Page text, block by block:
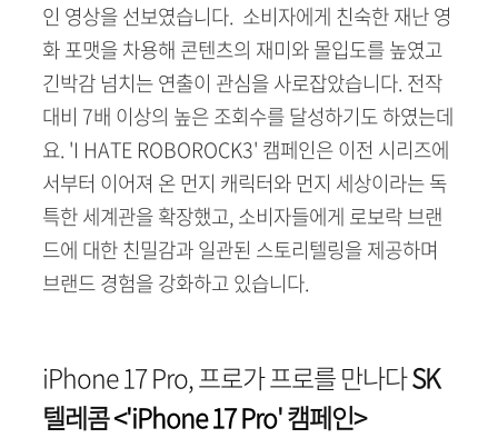
인 영상을 선보였습니다. 소비자에게 친숙한 재난 영
화 포맷을 차용해 콘텐츠의 재미와 몰입도를 높였고
긴박감 넘치는 연출이 관심을 사로잡았습니다. 전작
대비 7배 이상의 높은 조회수를 달성하기도 하였는데
요. 'I HATE ROBOROCK3' 캠페인은 이전 시리즈에
서부터 이어져 온 먼지 캐릭터와 먼지 세상이라는 독
특한 세계관을 확장했고, 소비자들에게 로보락 브랜
드에 대한 친밀감과 일관된 스토리텔링을 제공하며
브랜드 경험을 강화하고 있습니다.
iPhone 17 Pro, 프로가 프로를 만나다SK
텔레콤<'iPhone 17 Pro' 캠페인>